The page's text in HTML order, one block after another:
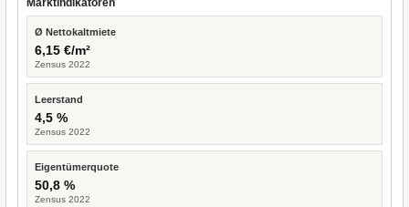
Marktindikatoren
Ø Nettokaltmiete
6,15 €/m²
Zensus 2022
Leerstand
4,5 %
Zensus 2022
Eigentümerquote
50,8 %
Zensus 2022